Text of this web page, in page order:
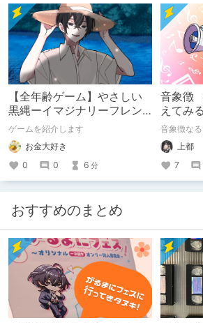
【全年齢ゲーム】やさしい
黒縄ーイマジナリーフレン
ドの「彼」と過ごすおぼん
やすみー
ゲームを紹介します
お金大好き
0
0 6 分
音象徴
えてみる
音象徴な
上都
7
おすすめのまとめ